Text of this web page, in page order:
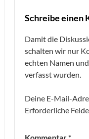
Schreibe einen
Damit die
schalten wir nur
echten Namen
verfasst wurden.
Deine E-Mail-
Erforderliche